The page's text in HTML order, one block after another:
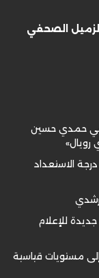
الصحفي
حمدي حسين
رويال»
الاستعداد
رشدي
للإعلام
مستويات قياسية